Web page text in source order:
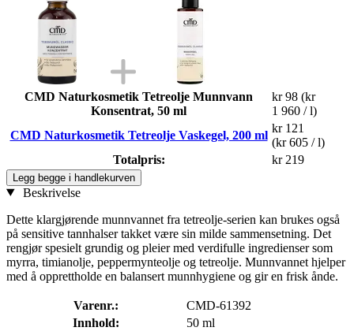
CMD Naturkosmetik Tetreolje Munnvann
Konsentrat, 50 ml
kr 98 (kr
1 960 / l)
CMD Naturkosmetik Tetreolje Vaskegel, 200 ml
kr 121
(kr 605 / l)
Totalpris:
kr 219
Legg begge i handlekurven
Beskrivelse
Dette klargjørende munnvannet fra tetreolje-serien kan brukes også
på sensitive tannhalser takket være sin milde sammensetning. Det
rengjør spesielt grundig og pleier med verdifulle ingredienser som
myrra, timianolje, peppermynteolje og tetreolje. Munnvannet hjelper
med å opprettholde en balansert munnhygiene og gir en frisk ånde.
Varenr.:
CMD-61392
Innhold:
50 ml